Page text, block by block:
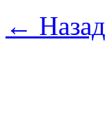
← Назад